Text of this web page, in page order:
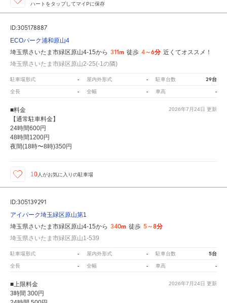
ハートをタップしてマイPに保存
ID:305178887
ECOパーク浦和原山4
埼玉県さいたま市緑区原山4-15から 311m 徒歩 4～6分 近くてオススメ！
埼玉県さいたま市緑区原山2-25(-1の隣)
駐車場形式 - 屋内外形式 - 駐車台数 29台
全長 - 全幅 - 車高 -
2026年7月24日 更新
■料金
【通常駐車料金】
24時間600円
48時間1200円
夜間(18時〜8時)350円
10 人がお気に入りの駐車場
ID:305139291
アイパーク埼玉緑区原山第1
埼玉県さいたま市緑区原山4-15から 340m 徒歩 5～8分
埼玉県さいたま市緑区原山1-539
駐車場形式 - 屋内外形式 - 駐車台数 5台
全長 - 全幅 - 車高 -
2026年7月24日 更新
■上限料金
3時間 300円